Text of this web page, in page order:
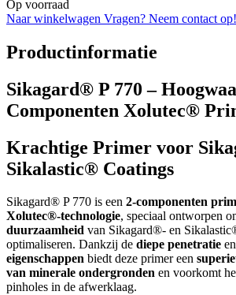
Op voorraad
Naar winkelwagen Vragen? Neem contact op!
Productinformatie
Sikagard® P 770 –
Componenten Xolutec®
Krachtige Primer voor
Sikalastic® Coatings
Sikagard® P 770 is een 2-componenten
Xolutec®-technologie, speciaal ontworpen
duurzaamheid van Sikagard®- en
optimaliseren. Dankzij de diepe penetratie en
eigenschappen biedt deze primer een
van minerale ondergronden en voorkomt
pinholes in de afwerklaag.